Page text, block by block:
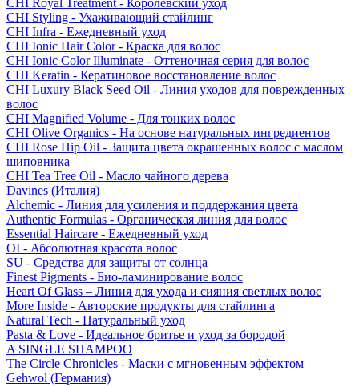
CHI Royal Treatment - Королевский уход
CHI Styling - Ухаживающий стайлинг
CHI Infra - Ежедневный уход
CHI Ionic Hair Color - Краска для волос
CHI Ionic Color Illuminate - Оттеночная серия для волос
CHI Keratin - Кератиновое восстановление волос
CHI Luxury Black Seed Oil - Линия уходов для поврежденных
волос
CHI Magnified Volume - Для тонких волос
CHI Olive Organics - На основе натуральных ингредиентов
CHI Rose Hip Oil - Защита цвета окрашенных волос с маслом
шиповника
CHI Tea Tree Oil - Масло чайного дерева
Davines (Италия)
Alchemic - Линия для усиления и поддержания цвета
Authentic Formulas - Органическая линия для волос
Essential Haircare - Eжедневный уход
OI - Абсолютная красота волос
SU - Средства для защиты от солнца
Finest Pigments - Био-ламинирование волос
Heart Of Glass – Линия для ухода и сияния светлых волос
More Inside - Авторские продукты для стайлинга
Natural Tech - Натуральный уход
Pasta & Love - Идеальное бритье и уход за бородой
A SINGLE SHAMPOO
The Circle Chronicles - Маски с мгновенным эффектом
Gehwol (Германия)